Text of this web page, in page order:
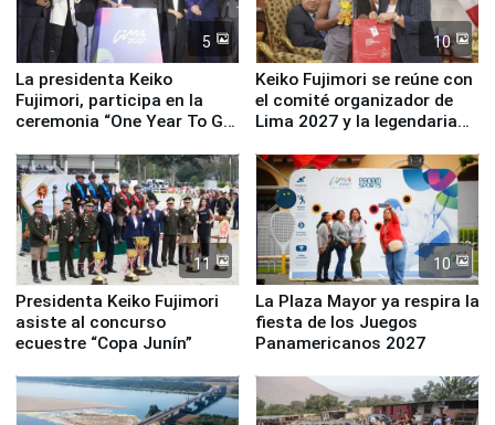
5
La presidenta Keiko
Fujimori, participa en la
ceremonia “One Year To Go
10
Keiko Fujimori se reúne con
el comité organizador de
Lima 2027 y la legendaria
11
Presidenta Keiko Fujimori
asiste al concurso
ecuestre “Copa Junín”
10
La Plaza Mayor ya respira la
fiesta de los Juegos
Panamericanos 2027